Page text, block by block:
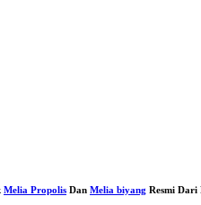
Melia Propolis Dan Melia biyang Resmi Dari